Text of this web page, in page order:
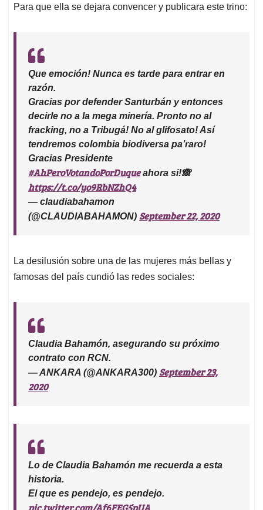
Para que ella se dejara convencer y publicara este trino:
Que emoción! Nunca es tarde para entrar en
razón.
Gracias por defender Santurbán y entonces
decirle no a la mega minería. Pronto no al
fracking, no a Tribugá! No al glifosato! Así
tendremos colombia biodiversa pa’raro!
Gracias Presidente
#AhPeroVotandoPorDuqueahora si!🙈
https://t.co/yo9RbNZhQ4
— claudiabahamon
(@CLAUDIABAHAMON) September 22, 2020
La desilusión sobre una de las mujeres más bellas y
famosas del país cundió las redes sociales:
Claudia Bahamón, asegurando su próximo
contrato con RCN.
— ANKARA (@ANKARA300) September 23,
2020
Lo de Claudia Bahamón me recuerda a esta
historia.
El que es pendejo, es pendejo.
pic.twitter.com/Af6FEG5pUA